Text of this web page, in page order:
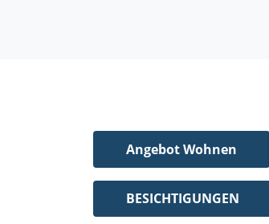
Angebot Wohnen
BESICHTIGUNGEN